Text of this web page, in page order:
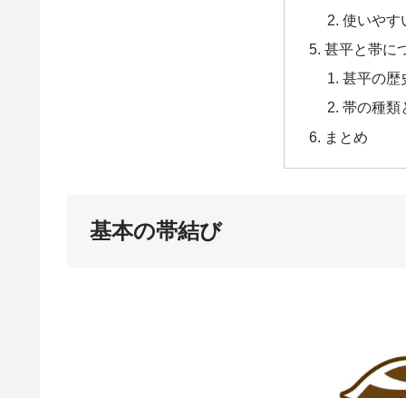
使いやす
甚平と帯に
甚平の歴
帯の種類
まとめ
基本の帯結び